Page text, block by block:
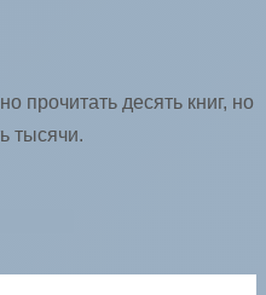
прочитать десять книг, но
тысячи.